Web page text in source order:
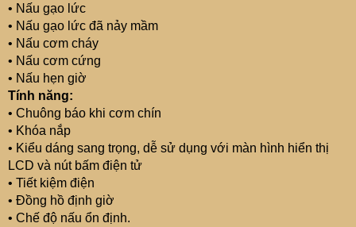
• Nấu gạo lức
• Nấu gạo lức đã nảy mầm
• Nấu cơm cháy
• Nấu cơm cứng
• Nấu hẹn giờ
Tính năng:
• Chuông báo khi cơm chín
• Khóa nắp
• Kiểu dáng sang trọng, dễ sử dụng với màn hình hiển thị
LCD và nút bấm điện tử
• Tiết kiệm điện
• Đồng hồ định giờ
• Chế độ nấu ổn định.